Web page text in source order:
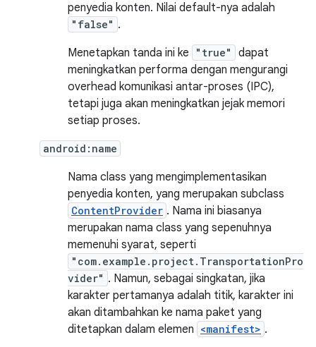
penyedia konten. Nilai default-nya adalah
"false" .
Menetapkan tanda ini ke
"true"
dapat
meningkatkan performa dengan mengurangi
overhead komunikasi antar-proses (IPC),
tetapi juga akan meningkatkan jejak memori
setiap proses.
android:name
Nama class yang mengimplementasikan
penyedia konten, yang merupakan subclass
ContentProvider . Nama ini biasanya
merupakan nama class yang sepenuhnya
memenuhi syarat, seperti
"com.example.project.TransportationPro
vider" . Namun, sebagai singkatan, jika
karakter pertamanya adalah titik, karakter ini
akan ditambahkan ke nama paket yang
ditetapkan dalam elemen <manifest> .